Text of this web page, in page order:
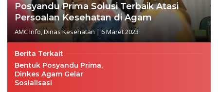
Posyandu Prima Solusi Terbaik Atasi
Persoalan Kesehatan di Agam
AMC Info,Dinas Kesehatan | 6 Maret 2023
Berita Terkait
Bentuk Posyandu Prima,
Dinkes Agam Gelar
Sosialisasi